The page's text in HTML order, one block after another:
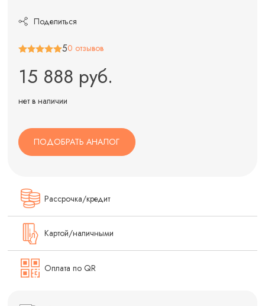
Поделиться
50 отзывов
15 888 руб.
нет в наличии
ПОДОБРАТЬ АНАЛОГ
Рассрочка/кредит
Картой/наличными
Оплата по QR